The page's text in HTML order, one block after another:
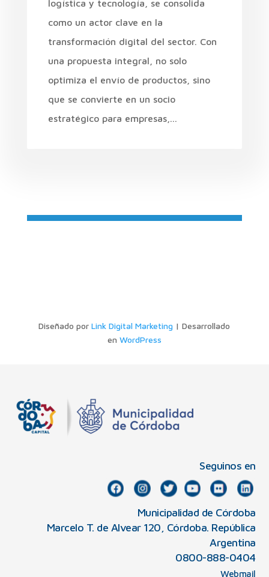
logística y tecnología, se consolida
como un actor clave en la
transformación digital del sector. Con
una propuesta integral, no solo
optimiza el envío de productos, sino
que se convierte en un socio
estratégico para empresas,...
Diseñado porLink Digital Marketing | Desarrollado
en WordPress
Seguinos en
Municipalidad de Córdoba
Marcelo T. de Alvear 120, Córdoba. República
Argentina
0800-888-0404
Webmail